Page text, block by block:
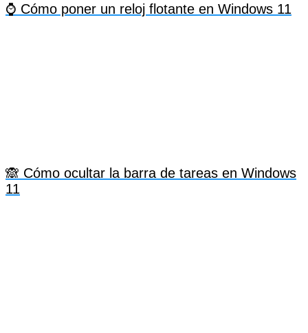
⌚ Cómo poner un reloj flotante en Windows 11
🙈 Cómo ocultar la barra de tareas en Windows
11